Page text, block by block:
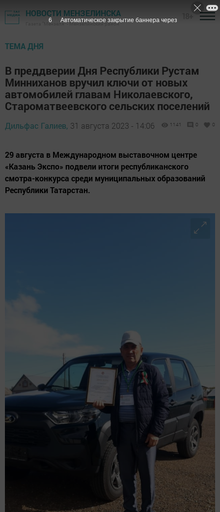
НОВОСТИ МЕНЗЕЛИНСКА
Газета "Мензеля" - Мензелинский район
ТЕМА ДНЯ
В преддверии Дня Республики Рустам
Минниханов вручил ключи от новых
автомобилей главам Николаевского,
Староматвеевского сельских поселений
Дильфас Галиев, 31 августа 2023 - 14:06 1141 0 0
29 августа в Международном выставочном центре
«Казань Экспо» подвели итоги республиканского
смотра-конкурса среди муниципальных образований
Республики Татарстан.
4 Автоматическое закрытие баннера через